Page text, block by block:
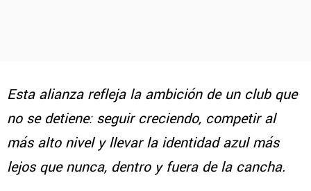
Esta alianza refleja la ambición de un club que
no se detiene: seguir creciendo, competir al
más alto nivel y llevar la identidad azul más
lejos que nunca, dentro y fuera de la cancha.